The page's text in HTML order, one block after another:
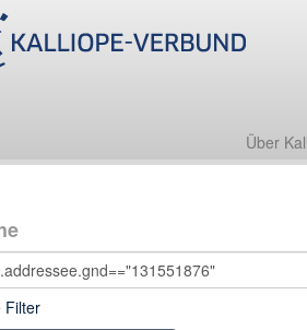
Über
Filter